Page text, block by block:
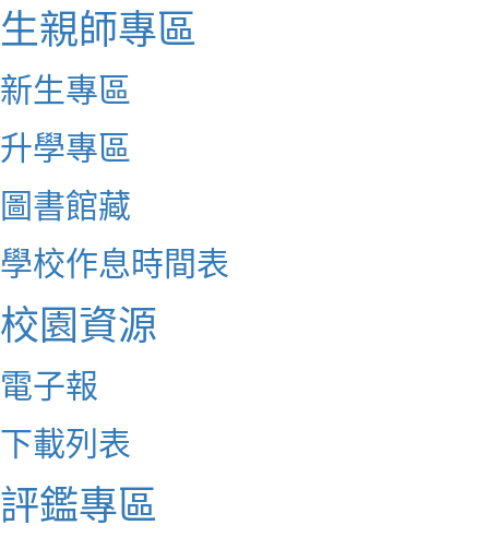
生親師專區
新生專區
升學專區
圖書館藏
學校作息時間表
校園資源
電子報
下載列表
評鑑專區